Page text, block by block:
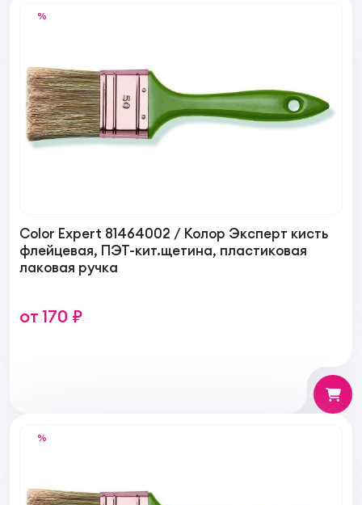
%
Color Expert 81464002 / Колор Эксперт кисть
флейцевая, ПЭТ-кит.щетина, пластиковая
лаковая ручка
от 170 ₽
%